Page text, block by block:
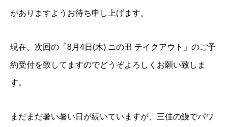
がありますようお待ち申し上げます。
現在、次回の「8月4日(木) ニの丑 テイクアウト」のご予
約受付を致してますのでどうぞよろしくお願い致しま
す。
まだまだ暑い暑い日が続いていますが、三佳の鰻でパワ